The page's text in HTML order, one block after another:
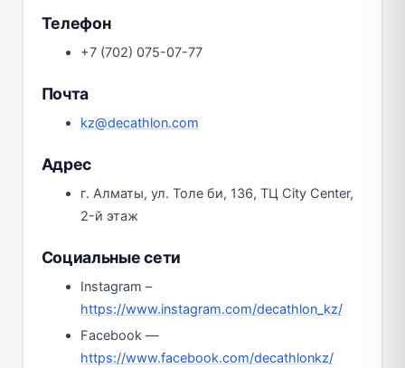
Телефон
+7 (702) 075-07-77
Почта
kz@decathlon.com
Адрес
г. Алматы, ул. Толе би, 136, ТЦ City Center,
2-й этаж
Социальные сети
Instagram –
https://www.instagram.com/decathlon_kz/
Facebook —
https://www.facebook.com/decathlonkz/